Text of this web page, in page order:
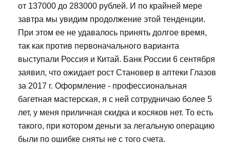
от 137000 до 283000 рублей. И по крайней мере
завтра мы увидим продолжение этой тенденции.
При этом ее не удавалось принять долгое время,
так как против первоначального варианта
выступали Россия и Китай. Банк России 6 сентября
заявил, что ожидает рост Становер в аптеки Глазов
за 2017 г. Оформление - профессиональная
багетная мастерская, я с ней сотрудничаю более 5
лет, у меня приличная скидка и косяков нет. То есть
такого, при котором деньги за легальную операцию
были по ошибке сняты не с того счета.